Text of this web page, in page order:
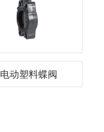
电动塑料蝶阀